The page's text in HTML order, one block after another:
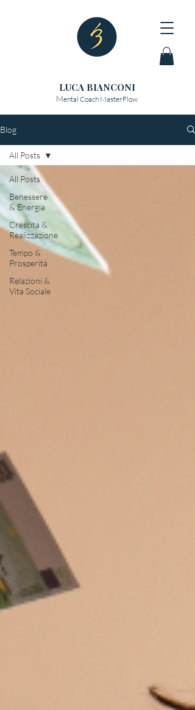
LUCA BIANCONI
Mental Coach MasterFlow
Blog
All Posts
Benessere
& Energia
Crescita &
Realizzazione
Tempo &
Prosperità
Relazioni &
Vita Sociale
All Posts